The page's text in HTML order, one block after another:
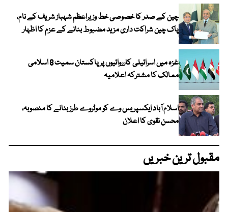
چین کے صدر کا خصوصی خط وزیراعظم شہباز شریف کے نام،
پاک چین شراکت داری مزید مضبوط بنانے کے عزم کا اظہار
غزہ میں اسرائیلی کارروائیوں پر پاکستان سمیت 8 اسلامی
ممالک کا مشترکہ اعلامیہ
اسلام آباد ایکسپریس وے کو موٹروے طرز بنانے کا منصوبہ،
محسن نقوی کا اعلان
مقبول ترین خبریں